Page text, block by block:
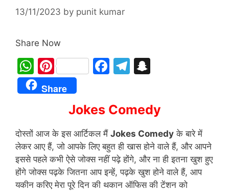
13/11/2023 by punit kumar
Share Now
W
h
at
A
p
p
Pi
nt
er
st
F
e
b
o
o
k
T
gr
a
m
p
c
h
at
Share
Jokes Comedy
दोस्तों आज के इस आर्टिकल मैं Jokes Comedy के बारे में
लेकर आए हैं, जो आपके लिए बहुत ही खास होने वाले हैं, और आपने
इससे पहले कभी ऐसे जोक्स नहीं पढ़े होंगे, और ना ही इतना खुश हुए
होंगे जोक्स पढ़के जितना आप इन्हें, पढ़के खुश होने वाले हैं, आप
यकीन करिए मेरा पूरे दिन की थकान ऑफिस की टेंशन को